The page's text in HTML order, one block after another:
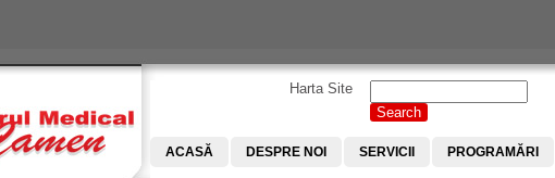
Harta Site
Search form
ACASĂ DESPRE NOI SERVICII PROGRAMĂRI